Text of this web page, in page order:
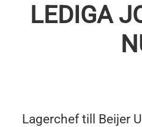
LEDIGA
Lagerchef till Beijer